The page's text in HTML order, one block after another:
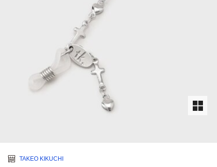
TAKEO KIKUCHI